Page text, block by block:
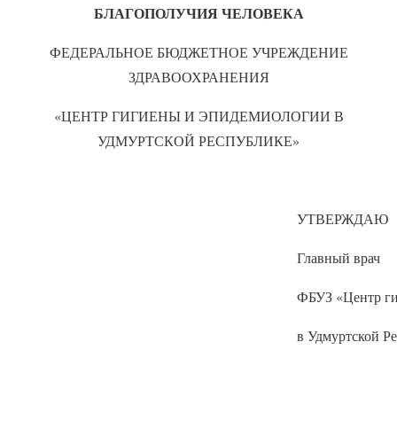
БЛАГОПОЛУЧИЯ ЧЕЛОВЕКА
ФЕДЕРАЛЬНОЕ БЮДЖЕТНОЕ УЧРЕЖДЕНИЕ
ЗДРАВООХРАНЕНИЯ
«ЦЕНТР ГИГИЕНЫ И ЭПИДЕМИОЛОГИИ В
УДМУРТСКОЙ РЕСПУБЛИКЕ»
УТВЕРЖДАЮ
Главный врач
ФБУЗ «Центр
в Удмуртской